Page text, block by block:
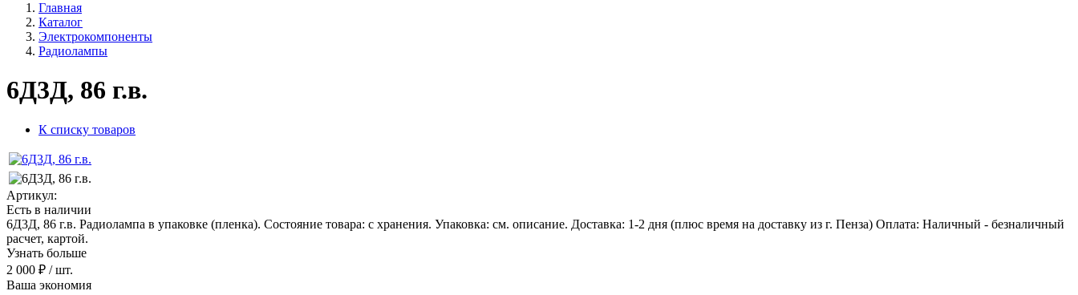
Главная
Каталог
Электрокомпоненты
Радиолампы
6Д3Д, 86 г.в.
К списку товаров
Артикул:
Есть в наличии
6Д3Д, 86 г.в. Радиолампа в упаковке (пленка). Состояние товара: с хранения. Упаковка: см. описание. Доставка: 1-2 дня (плюс время на доставку из г. Пенза) Оплата: Наличный - безналичный
расчет, картой.
Узнать больше
2 000 ₽ / шт.
Ваша экономия